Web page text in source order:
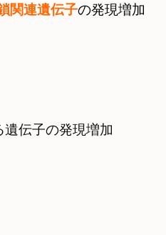
関連遺伝子の発現増加
遺伝子の発現増加